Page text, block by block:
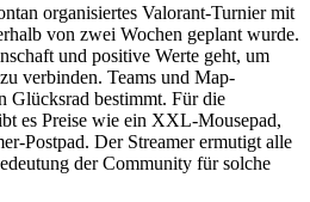
organisiertes Valorant-Turnier mit
von zwei Wochen geplant wurde.
und positive Werte geht, um
verbinden. Teams und Map-
Glücksrad bestimmt. Für die
es Preise wie ein XXL-Mousepad,
Postpad. Der Streamer ermutigt alle
der Community für solche